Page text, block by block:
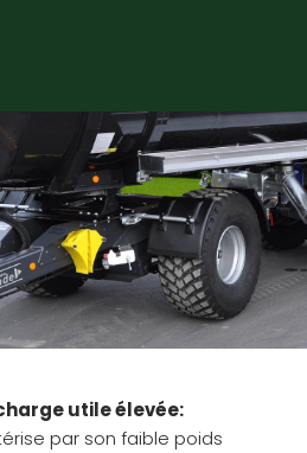
utile élevée:
par son faible poids